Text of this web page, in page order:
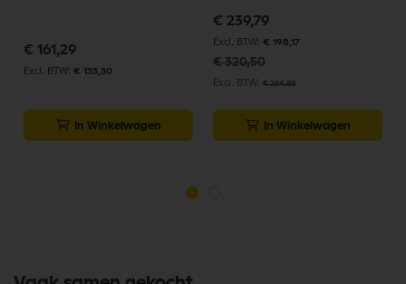
€ 161,29
€ 133,30
In Winkelwagen
Speciale
prijs
€ 239,79
€ 198,17
€ 320,50
€ 264,88
In Winkelwagen